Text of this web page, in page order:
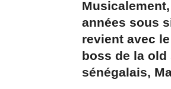
années sous
revient avec
boss de la
sénégalais,